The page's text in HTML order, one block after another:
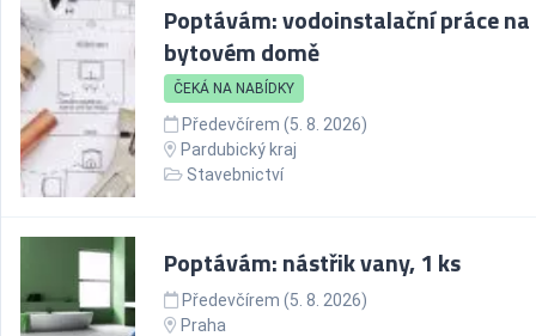
Poptávám: vodoinstalační práce na
bytovém domě
ČEKÁ NA NABÍDKY
Předevčírem (5. 8. 2026)
Pardubický kraj
Stavebnictví
Poptávám: nástřik vany, 1 ks
Předevčírem (5. 8. 2026)
Praha